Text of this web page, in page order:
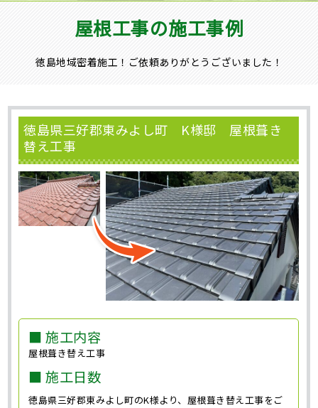
屋根工事の施工事例
徳島地域密着施工！ご依頼ありがとうございました！
徳島県三好郡東みよし町 K様邸 屋根葺き
替え工事
■ 施工内容
屋根葺き替え工事
■ 施工日数
徳島県三好郡東みよし町のK様より、屋根葺き替え工事をご